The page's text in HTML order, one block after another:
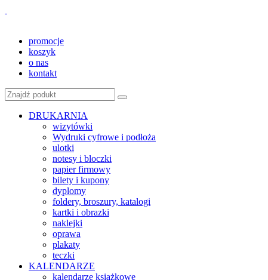
promocje
koszyk
o nas
kontakt
DRUKARNIA
wizytówki
Wydruki cyfrowe i podłoża
ulotki
notesy i bloczki
papier firmowy
bilety i kupony
dyplomy
foldery, broszury, katalogi
kartki i obrazki
naklejki
oprawa
plakaty
teczki
KALENDARZE
kalendarze książkowe